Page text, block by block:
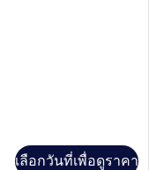
เลือกวันที่เพื่อดูราคา